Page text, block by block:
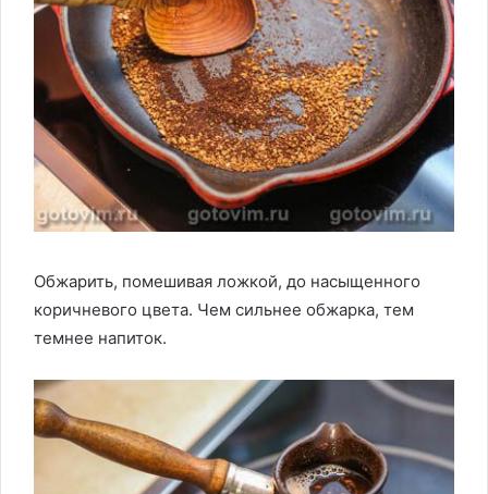
Обжарить, помешивая ложкой, до насыщенного
коричневого цвета. Чем сильнее обжарка, тем
темнее напиток.